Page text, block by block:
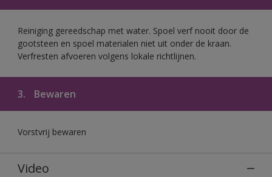
Reiniging gereedschap met water. Spoel verf nooit door de
gootsteen en spoel materialen niet uit onder de kraan.
Verfresten afvoeren volgens lokale richtlijnen.
3. Bewaren
Vorstvrij bewaren
Video